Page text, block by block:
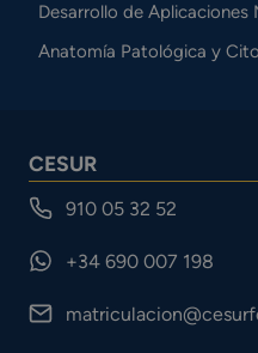
Desarrollo de
Anatomía Patológica y
CESUR
910 05 32 52
+34 690 007 198